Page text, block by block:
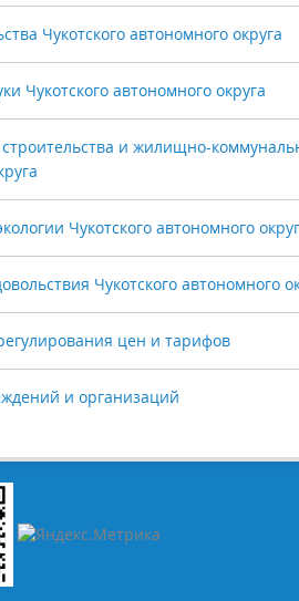
Чукотского автономного округа
Чукотского автономного округа
и жилищно-
Чукотского автономного
Чукотского автономного
цен и тарифов
и организаций